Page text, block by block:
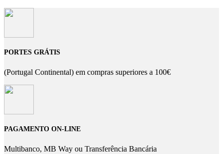
PORTES GRÁTIS
(Portugal Continental) em compras superiores a 100€
PAGAMENTO ON-LINE
Multibanco, MB Way ou Transferência Bancária